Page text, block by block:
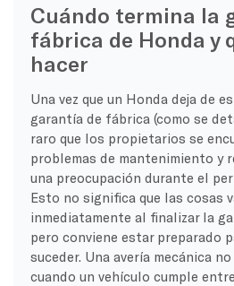
Cuándo termina la
fábrica de Honda y
hacer
Una vez que un Honda deja de
garantía de fábrica (como se
raro que los propietarios se
problemas de mantenimiento y
una preocupación durante el
Esto no significa que las cosas
inmediatamente al finalizar la
pero conviene estar preparado
suceder. Una avería mecánica
cuando un vehículo cumple